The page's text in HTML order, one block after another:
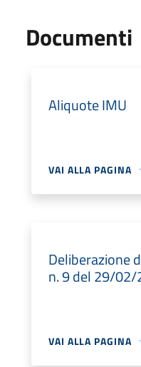
Documenti
Aliquote IMU
VAI ALLA PAGINA
Deliberazione
n. 9 del 29/
VAI ALLA PAGINA